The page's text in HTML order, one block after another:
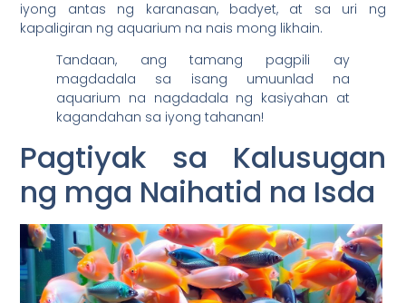
iyong antas ng karanasan, badyet, at sa uri ng
kapaligiran ng aquarium na nais mong likhain.
Tandaan, ang tamang pagpili ay
magdadala sa isang umuunlad na
aquarium na nagdadala ng kasiyahan at
kagandahan sa iyong tahanan!
Pagtiyak sa Kalusugan
ng mga Naihatid na Isda